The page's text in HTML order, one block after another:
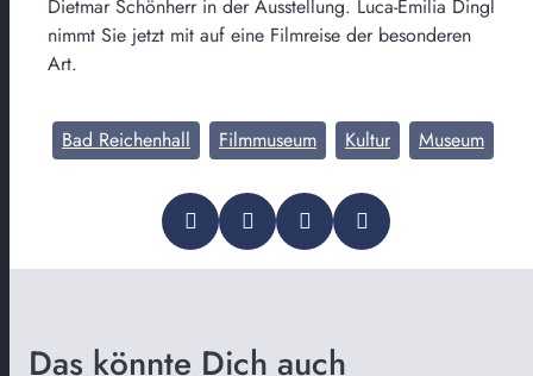
Dietmar Schönherr in der Ausstellung. Luca-Emilia Dingl
nimmt Sie jetzt mit auf eine Filmreise der besonderen
Art.
Bad Reichenhall Filmmuseum Kultur Museum
Das könnte Dich auch